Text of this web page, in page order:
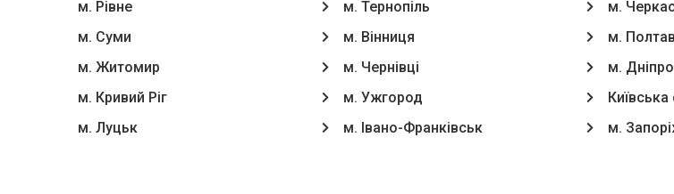
м. Рівне
м. Суми
м. Житомир
м. Кривий Ріг
м. Луцьк
м. Тернопіль
м. Вінниця
м. Чернівці
м. Ужгород
м. Івано-Франківськ
м.
м.
м. Дніпро
Київська
м.